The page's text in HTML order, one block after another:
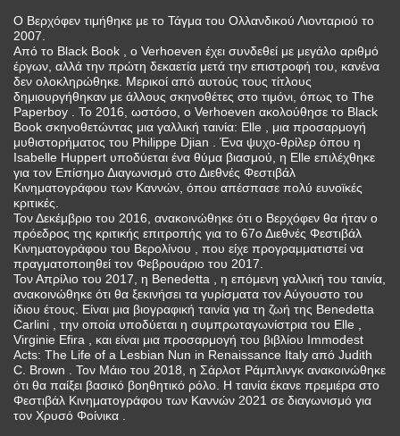
Ο Βερχόφεν τιμήθηκε με το Τάγμα του Ολλανδικού Λιονταριού το
2007.
Από το Black Book , ο Verhoeven έχει συνδεθεί με μεγάλο αριθμό
έργων, αλλά την πρώτη δεκαετία μετά την επιστροφή του, κανένα
δεν ολοκληρώθηκε. Μερικοί από αυτούς τους τίτλους
δημιουργήθηκαν με άλλους σκηνοθέτες στο τιμόνι, όπως το The
Paperboy . Το 2016, ωστόσο, ο Verhoeven ακολούθησε το Black
Book σκηνοθετώντας μια γαλλική ταινία: Elle , μια προσαρμογή
μυθιστορήματος του Philippe Djian . Ένα ψυχο-θρίλερ όπου η
Isabelle Huppert υποδύεται ένα θύμα βιασμού, η Elle επιλέχθηκε
για τον Επίσημο Διαγωνισμό στο Διεθνές Φεστιβάλ
Κινηματογράφου των Καννών, όπου απέσπασε πολύ ευνοϊκές
κριτικές.
Τον Δεκέμβριο του 2016, ανακοινώθηκε ότι ο Βερχόφεν θα ήταν ο
πρόεδρος της κριτικής επιτροπής για το 67ο Διεθνές Φεστιβάλ
Κινηματογράφου του Βερολίνου , που είχε προγραμματιστεί να
πραγματοποιηθεί τον Φεβρουάριο του 2017.
Τον Απρίλιο του 2017, η Benedetta , η επόμενη γαλλική του ταινία,
ανακοινώθηκε ότι θα ξεκινήσει τα γυρίσματα τον Αύγουστο του
ίδιου έτους. Είναι μια βιογραφική ταινία για τη ζωή της Benedetta
Carlini , την οποία υποδύεται η συμπρωταγωνίστρια του Elle ,
Virginie Efira , και είναι μια προσαρμογή του βιβλίου Immodest
Acts: The Life of a Lesbian Nun in Renaissance Italy από Judith
C. Brown . Τον Μάιο του 2018, η Σάρλοτ Ράμπλινγκ ανακοινώθηκε
ότι θα παίξει βασικό βοηθητικό ρόλο. Η ταινία έκανε πρεμιέρα στο
Φεστιβάλ Κινηματογράφου των Καννών 2021 σε διαγωνισμό για
τον Χρυσό Φοίνικα .